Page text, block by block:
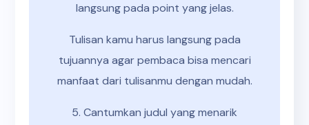
langsung pada point yang jelas.
Tulisan kamu harus langsung pada
tujuannya agar pembaca bisa mencari
manfaat dari tulisanmu dengan mudah.
5. Cantumkan judul yang menarik